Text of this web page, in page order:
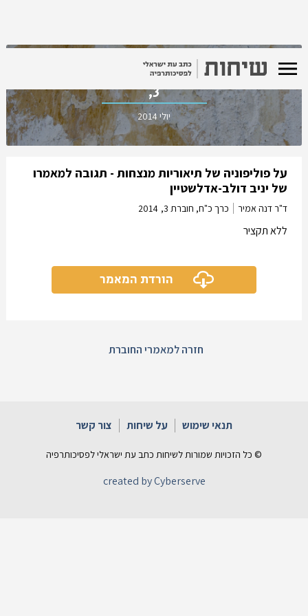
כרך כ"ח, חוברת
3,
יולי 2014
על פוליפוניה של תיאוריות מנצחות - תגובה למאמרו
של יניב דולב-אדלשטיין
ד"ר דנה אמיר כרך כ"ח, חוברת 3, 2014
ללא תקציר
הורדת המאמר
חזרה למאמרי החוברת
תנאי שימוש על שיחות צור קשר
© כל הזכויות שמורות לשיחות כתב עת ישראלי לפסיכותרפיה
created by Cyberserve